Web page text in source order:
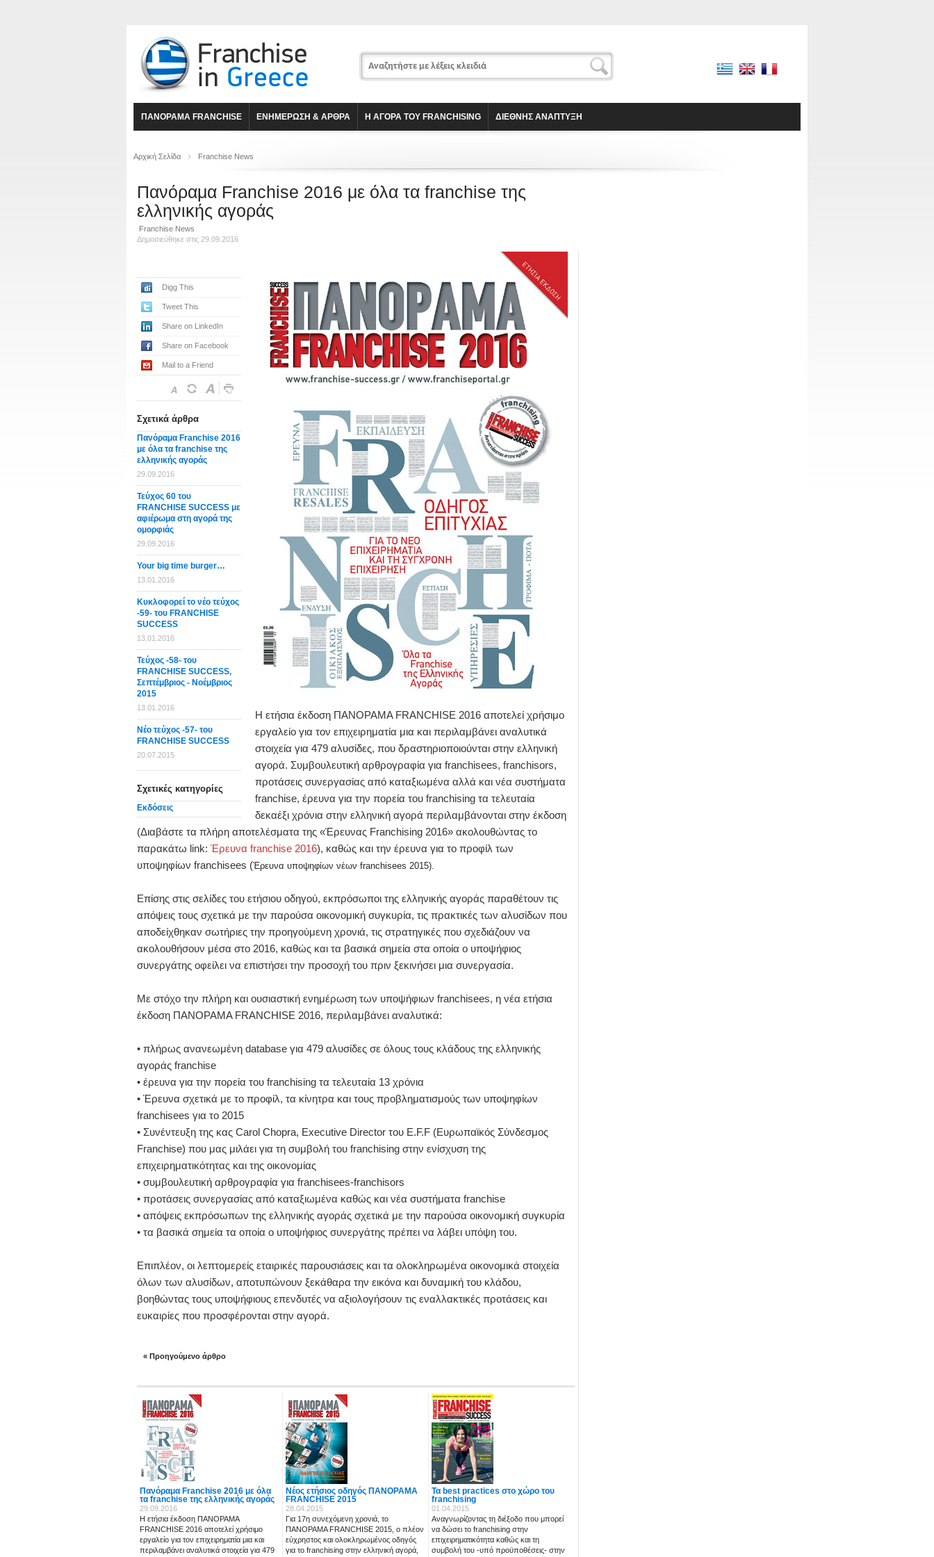
ΠΑΝΟΡΑΜΑ FRANCHISE ΕΝΗΜΕΡΩΣΗ & ΑΡΘΡΑ Η ΑΓΟΡΑ ΤΟΥ FRANCHISING ΔΙΕΘΝΗΣ ΑΝΑΠΤΥΞΗ
Αρχική Σελίδα Franchise News
Πανόραμα Franchise 2016 με όλα τα franchise της
ελληνικής αγοράς
Franchise News
Δημοσιεύθηκε στις 29.09.2016
Digg This
Tweet This
Share on LinkedIn
Share on Facebook
Mail to a Friend
Σχετικά άρθρα
Πανόραμα Franchise 2016
με όλα τα franchise της
ελληνικής αγοράς
29.09.2016
Τεύχος 60 του
FRANCHISE SUCCESS με
αφιέρωμα στη αγορά της
ομορφιάς
29.09.2016
Your big time burger…
13.01.2016
Κυκλοφορεί το νέο τεύχος
-59- του FRANCHISE
SUCCESS
13.01.2016
Τεύχος -58- του
FRANCHISE SUCCESS,
Σεπτέμβριος - Νοέμβριος
2015
13.01.2016
Νέο τεύχος -57- του
FRANCHISE SUCCESS
20.07.2015
Σχετικές κατηγορίες
Εκδόσεις
Η ετήσια έκδοση ΠΑΝΟΡΑΜΑ FRANCHISE 2016 αποτελεί χρήσιμο
εργαλείο για τον επιχειρηματία μια και περιλαμβάνει αναλυτικά
στοιχεία για 479 αλυσίδες, που δραστηριοποιούνται στην ελληνική
αγορά. Συμβουλευτική αρθρογραφία για franchisees, franchisors,
προτάσεις συνεργασίας από καταξιωμένα αλλά και νέα συστήματα
franchise, έρευνα για την πορεία του franchising τα τελευταία
δεκαέξι χρόνια στην ελληνική αγορά περιλαμβάνονται στην έκδοση
(Διαβάστε τα πλήρη αποτελέσματα της «Έρευνας Franchising 2016» ακολουθώντας το
παρακάτω link: Έρευνα franchise 2016), καθώς και την έρευνα για το προφίλ των
υποψηφίων franchisees (Έρευνα υποψηφίων νέων franchisees 2015).
Επίσης στις σελίδες του ετήσιου οδηγού, εκπρόσωποι της ελληνικής αγοράς παραθέτουν τις
απόψεις τους σχετικά με την παρούσα οικονομική συγκυρία, τις πρακτικές των αλυσίδων που
αποδείχθηκαν σωτήριες την προηγούμενη χρονιά, τις στρατηγικές που σχεδιάζουν να
ακολουθήσουν μέσα στο 2016, καθώς και τα βασικά σημεία στα οποία ο υποψήφιος
συνεργάτης οφείλει να επιστήσει την προσοχή του πριν ξεκινήσει μια συνεργασία.
Με στόχο την πλήρη και ουσιαστική ενημέρωση των υποψήφιων franchisees, η νέα ετήσια
έκδοση ΠΑΝΟΡΑΜΑ FRANCHISE 2016, περιλαμβάνει αναλυτικά:
• πλήρως ανανεωμένη database για 479 αλυσίδες σε όλους τους κλάδους της ελληνικής
αγοράς franchise
• έρευνα για την πορεία του franchising τα τελευταία 13 χρόνια
• Έρευνα σχετικά με το προφίλ, τα κίνητρα και τους προβληματισμούς των υποψηφίων
franchisees για το 2015
• Συνέντευξη της κας Carol Chopra, Executive Director του E.F.F (Ευρωπαϊκός Σύνδεσμος
Franchise) που μας μιλάει για τη συμβολή του franchising στην ενίσχυση της
επιχειρηματικότητας και της οικονομίας
• συμβουλευτική αρθρογραφία για franchisees-franchisors
• προτάσεις συνεργασίας από καταξιωμένα καθώς και νέα συστήματα franchise
• απόψεις εκπρόσωπων της ελληνικής αγοράς σχετικά με την παρούσα οικονομική συγκυρία
• τα βασικά σημεία τα οποία ο υποψήφιος συνεργάτης πρέπει να λάβει υπόψη του.
Επιπλέον, οι λεπτομερείς εταιρικές παρουσιάσεις και τα ολοκληρωμένα οικονομικά στοιχεία
όλων των αλυσίδων, αποτυπώνουν ξεκάθαρα την εικόνα και δυναμική του κλάδου,
βοηθώντας τους υποψήφιους επενδυτές να αξιολογήσουν τις εναλλακτικές προτάσεις και
ευκαιρίες που προσφέρονται στην αγορά.
« Προηγούμενο άρθρο
Πανόραμα Franchise 2016 με όλα
τα franchise της ελληνικής αγοράς
29.09.2016
Η ετήσια έκδοση ΠΑΝΟΡΑΜΑ
FRANCHISE 2016 αποτελεί χρήσιμο
εργαλείο για τον επιχειρηματία μια και
περιλαμβάνει αναλυτικά στοιχεία για 479
Νέος ετήσιος οδηγός ΠΑΝΟΡΑΜΑ
FRANCHISE 2015
28.04.2015
Για 17η συνεχόμενη χρονιά, το
ΠΑΝΟΡΑΜΑ FRANCHISE 2015, ο πλέον
εύχρηστος και ολοκληρωμένος οδηγός
για το franchising στην ελληνική αγορά,
Τα best practices στο χώρο του
franchising
01.04.2015
Αναγνωρίζοντας τη διέξοδο που μπορεί
να δώσει το franchising στην
επιχειρηματικότητα καθώς και τη
συμβολή του -υπό προϋποθέσεις- στην